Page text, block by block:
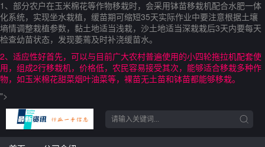
1、部分农户在玉米棉花等作物移栽时，会采用钵苗移栽机配合水肥一体
化系统，实现坐水栽植，缓苗期可缩短35天实际作业中要注意根据土壤
墒情调整栽植参数，黏土地适当浅栽，沙土地适当深栽栽后3天内要每天
检查幼苗状态，发现萎蔫及时补浇缓苗水。
2、适应性好首先，可以与目前广大农村普遍使用的小四轮拖拉机配套使
用，组成2行移栽机，价格低，农民容易接受其次，能够适合移栽多种作
物，如玉米棉花甜菜烟叶油菜等，裸苗无土苗和钵苗都能够移栽。
">